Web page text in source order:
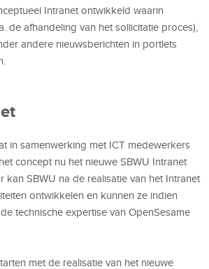
Intranet ontwikkeld waarin
de afhandeling van het sollicitatie proces),
andere nieuwsberichten in portlets
in samenwerking met ICT medewerkers
concept nu het nieuwe SBWU Intranet
kan SBWU na de realisatie van het Intranet
ontwikkelen en kunnen ze indien
technische expertise van OpenSesame
met de realisatie van het nieuwe